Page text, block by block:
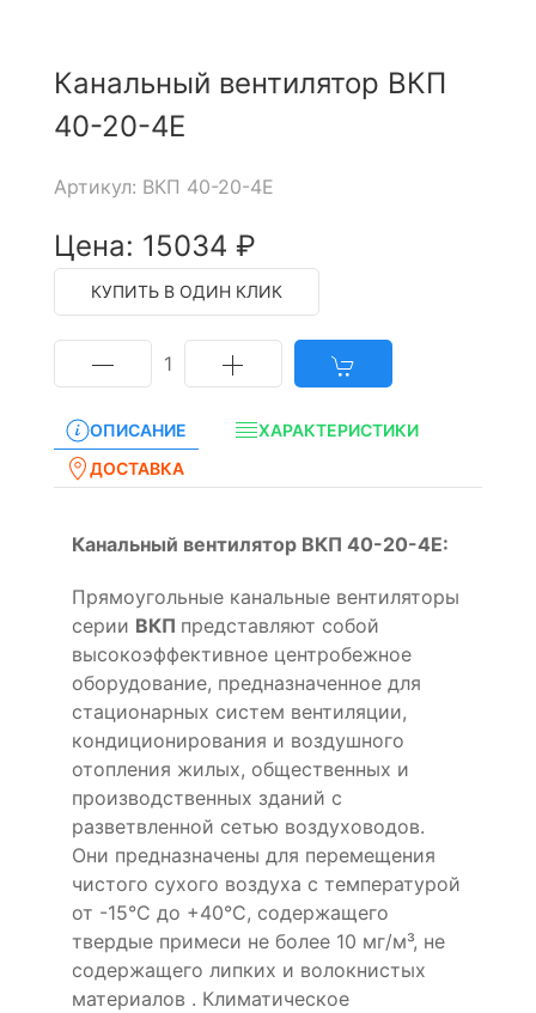
Канальный вентилятор ВКП
40-20-4Е
Артикул: ВКП 40-20-4Е
Цена: 15034 ₽
КУПИТЬ В ОДИН КЛИК
1
ОПИСАНИЕ
ХАРАКТЕРИСТИКИ
ДОСТАВКА
Канальный вентилятор ВКП 40-20-4Е:
Прямоугольные канальные вентиляторы
серии ВКП представляют собой
высокоэффективное центробежное
оборудование, предназначенное для
стационарных систем вентиляции,
кондиционирования и воздушного
отопления жилых, общественных и
производственных зданий с
разветвленной сетью воздуховодов.
Они предназначены для перемещения
чистого сухого воздуха с температурой
от -15°С до +40°С, содержащего
твердые примеси не более 10 мг/м³, не
содержащего липких и волокнистых
материалов . Климатическое